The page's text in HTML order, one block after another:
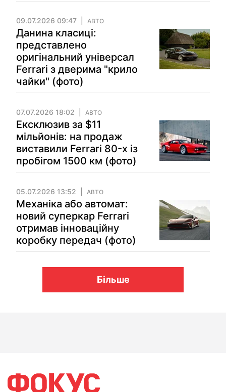
09.07.2026 09:47 АВТО
Данина класиці:
представлено
оригінальний універсал
Ferrari з дверима "крило
чайки" (фото)
07.07.2026 18:02 АВТО
Ексклюзив за $11
мільйонів: на продаж
виставили Ferrari 80-х із
пробігом 1500 км (фото)
05.07.2026 13:52 АВТО
Механіка або автомат:
новий суперкар Ferrari
отримав інноваційну
коробку передач (фото)
Більше